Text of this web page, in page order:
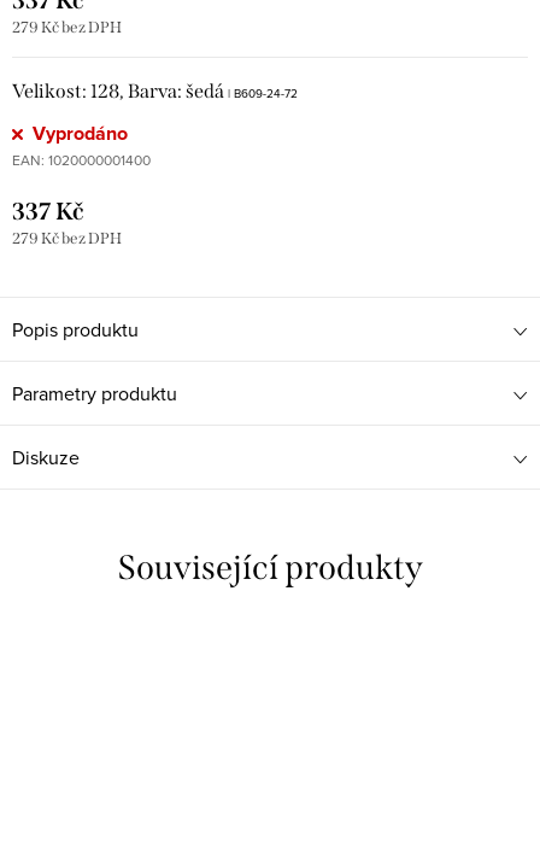
279 Kč bez DPH
Velikost: 128, Barva: šedá | B609-24-72
Vyprodáno
EAN: 1020000001400
337 Kč
279 Kč bez DPH
Popis produktu
Parametry produktu
Diskuze
Související produkty